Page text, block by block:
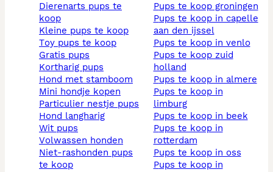
dierenarts pups te
koop
kleine pups te koop
toy pups te koop
gratis pups
kortharig pups
hond met stamboom
mini hondje kopen
particulier nestje pups
hond langharig
wit pups
volwassen honden
niet-rashonden pups
te koop
pups te koop groningen
pups te koop in capelle
aan den ijssel
pups te koop in venlo
pups te koop zuid
holland
pups te koop in almere
pups te koop in
limburg
pups te koop in beek
pups te koop in
rotterdam
pups te koop in oss
pups te koop in